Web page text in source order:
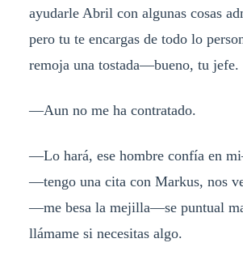
ayudarle Abril con algunas cosas
pero tu te encargas de todo lo
remoja una tostada—bueno, tu jefe.
—Aun no me ha contratado.
—Lo hará, ese hombre confía en
—tengo una cita con Markus, nos
—me besa la mejilla—se puntual
llámame si necesitas algo.